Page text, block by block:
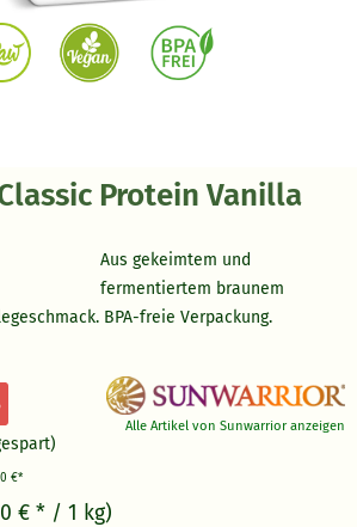
Protein Vanilla
Aus gekeimtem und
fermentiertem braunem
BPA-freie Verpackung.
Alle Artikel von Sunwarrior anzeigen
€*
€ * / 1 kg)